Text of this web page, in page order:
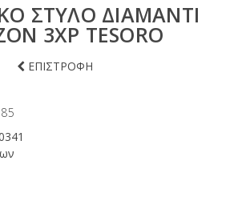
ΣΤΥΛΟ ΔΙΑΜΑΝΤΙ
3ΧΡ TESORO
ΕΠΙΣΤΡΟΦΗ